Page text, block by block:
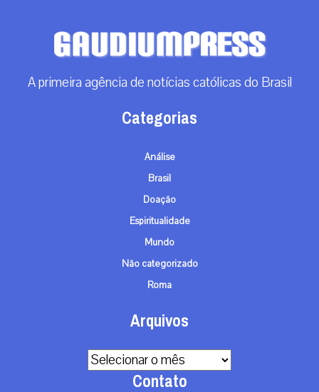
A primeira agência de notícias católicas do Brasil
Categorias
Análise
Brasil
Doação
Espiritualidade
Mundo
Não categorizado
Roma
Arquivos
Arquivos
Contato